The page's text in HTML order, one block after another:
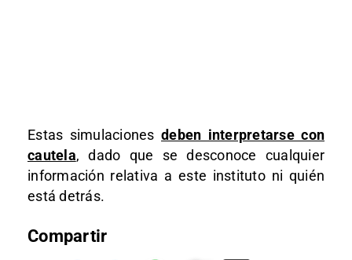
Estas simulaciones deben interpretarse con
cautela, dado que se desconoce cualquier
información relativa a este instituto ni quién
está detrás.
Compartir